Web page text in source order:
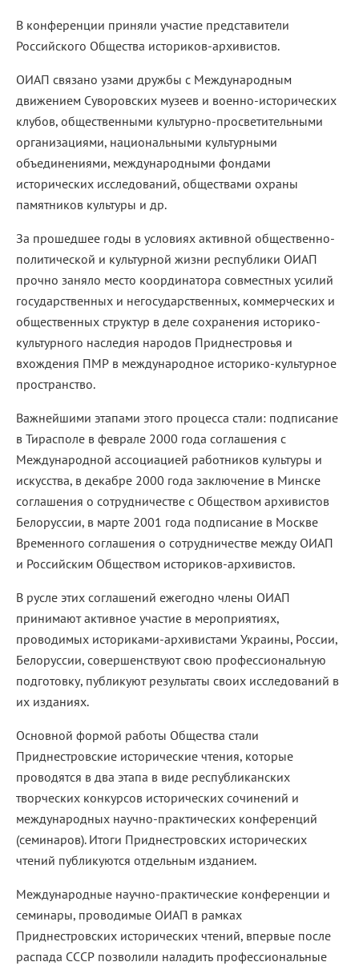
В конференции приняли участие представители
Российского Общества историков-архивистов.
ОИАП связано узами дружбы с Международным
движением Суворовских музеев и военно-исторических
клубов, общественными культурно-просветительными
организациями, национальными культурными
объединениями, международными фондами
исторических исследований, обществами охраны
памятников культуры и др.
За прошедшее годы в условиях активной общественно-
политической и культурной жизни республики ОИАП
прочно заняло место координатора совместных усилий
государственных и негосударственных, коммерческих и
общественных структур в деле сохранения историко-
культурного наследия народов Приднестровья и
вхождения ПМР в международное историко-культурное
пространство.
Важнейшими этапами этого процесса стали: подписание
в Тирасполе в феврале 2000 года соглашения с
Международной ассоциацией работников культуры и
искусства, в декабре 2000 года заключение в Минске
соглашения о сотрудничестве с Обществом архивистов
Белоруссии, в марте 2001 года подписание в Москве
Временного соглашения о сотрудничестве между ОИАП
и Российским Обществом историков-архивистов.
В русле этих соглашений ежегодно члены ОИАП
принимают активное участие в мероприятиях,
проводимых историками-архивистами Украины, России,
Белоруссии, совершенствуют свою профессиональную
подготовку, публикуют результаты своих исследований в
их изданиях.
Основной формой работы Общества стали
Приднестровские исторические чтения, которые
проводятся в два этапа в виде республиканских
творческих конкурсов исторических сочинений и
международных научно-практических конференций
(семинаров). Итоги Приднестровских исторических
чтений публикуются отдельным изданием.
Международные научно-практические конференции и
семинары, проводимые ОИАП в рамках
Приднестровских исторических чтений, впервые после
распада СССР позволили наладить профессиональные